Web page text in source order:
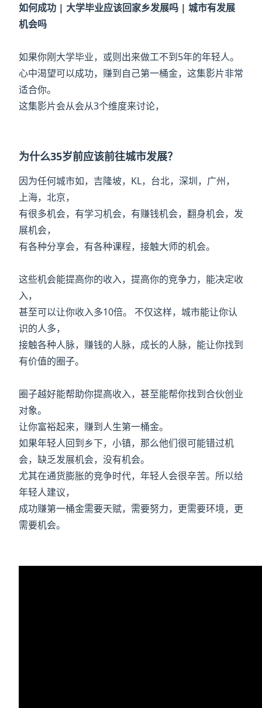
如何成功 | 大学毕业应该回家乡发展吗 | 城市有发展
机会吗
如果你刚大学毕业，或则出来做工不到5年的年轻人。
心中渴望可以成功，赚到自己第一桶金，这集影片非常
适合你。
这集影片会从会从3个维度来讨论，
为什么35岁前应该前往城市发展？
因为任何城市如，吉隆坡，KL，台北，深圳，广州，
上海，北京，
有很多机会，有学习机会，有赚钱机会，翻身机会，发
展机会，
有各种分享会，有各种课程，接触大师的机会。
这些机会能提高你的收入，提高你的竞争力，能决定收
入，
甚至可以让你收入多10倍。 不仅这样，城市能让你认
识的人多，
接触各种人脉，赚钱的人脉，成长的人脉，能让你找到
有价值的圈子。
圈子越好能帮助你提高收入，甚至能帮你找到合伙创业
对象。
让你富裕起来，赚到人生第一桶金。
如果年轻人回到乡下，小镇，那么他们很可能错过机
会，缺乏发展机会，没有机会。
尤其在通货膨胀的竞争时代，年轻人会很辛苦。所以给
年轻人建议，
成功赚第一桶金需要天赋，需要努力，更需要环境，更
需要机会。